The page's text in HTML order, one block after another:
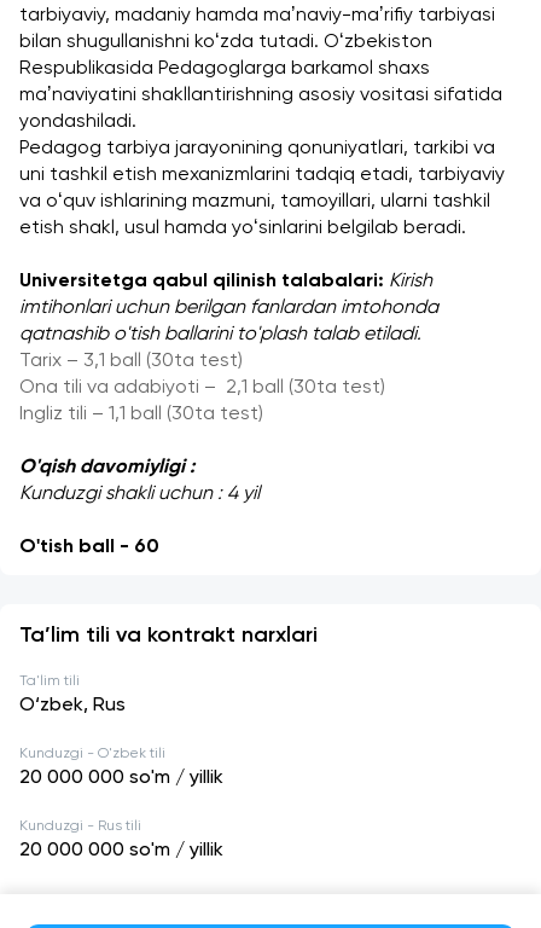
tarbiyaviy, madaniy hamda maʼnaviy-maʼrifiy tarbiyasi
bilan shugullanishni koʻzda tutadi. Oʻzbekiston
Respublikasida Pedagoglarga barkamol shaxs
maʼnaviyatini shakllantirishning asosiy vositasi sifatida
yondashiladi.
Pedagog tarbiya jarayonining qonuniyatlari, tarkibi va
uni tashkil etish mexanizmlarini tadqiq etadi, tarbiyaviy
va oʻquv ishlarining mazmuni, tamoyillari, ularni tashkil
etish shakl, usul hamda yoʻsinlarini belgilab beradi.
Universitetga qabul qilinish talabalari: Kirish
imtihonlari uchun berilgan fanlardan imtohonda
qatnashib o'tish ballarini to'plash talab etiladi.
Tarix – 3,1 ball (30ta test)
Ona tili va adabiyoti –  2,1 ball (30ta test)
Ingliz tili – 1,1 ball (30ta test)
O'qish davomiyligi :
Kunduzgi shakli uchun : 4 yil
O'tish ball - 60
Ta’lim tili va kontrakt narxlari
Ta'lim tili
O‘zbek, Rus
Kunduzgi - O'zbek tili
20 000 000 so'm / yillik
Kunduzgi - Rus tili
20 000 000 so'm / yillik